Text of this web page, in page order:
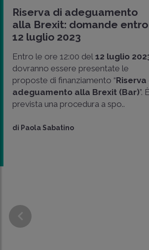
Riserva di adeguamento
alla Brexit: domande
12 luglio 2023
Entro le ore 12:00 del 12 luglio
dovranno essere presentate le
proposte di finanziamento “Riserva
adeguamento alla Brexit (Bar)”. È
prevista una procedura a spo..
di Paola Sabatino